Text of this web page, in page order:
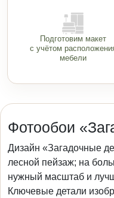
Подготовим макет
с учётом
мебели
Фотообои
Дизайн «Загадочные
лесной пейзаж; на
нужный масштаб и
Ключевые детали